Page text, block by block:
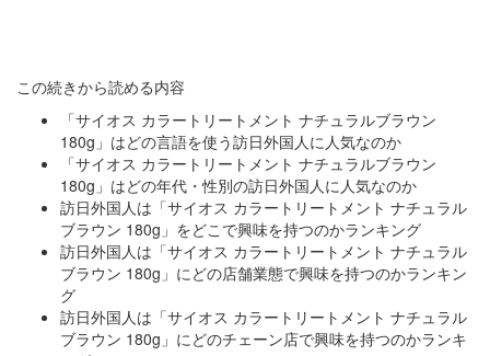
この続きから読める内容
「サイオス カラートリートメント ナチュラルブラウン
180g」はどの言語を使う訪日外国人に人気なのか
「サイオス カラートリートメント ナチュラルブラウン
180g」はどの年代・性別の訪日外国人に人気なのか
訪日外国人は「サイオス カラートリートメント ナチュラル
ブラウン 180g」をどこで興味を持つのかランキング
訪日外国人は「サイオス カラートリートメント ナチュラル
ブラウン 180g」にどの店舗業態で興味を持つのかランキン
グ
訪日外国人は「サイオス カラートリートメント ナチュラル
ブラウン 180g」にどのチェーン店で興味を持つのかランキ